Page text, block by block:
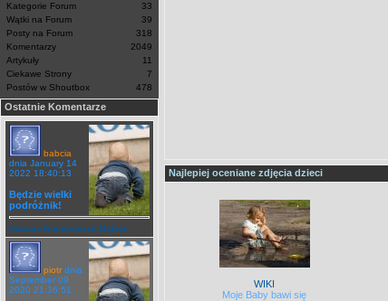
Kategorie Forum
33
Wątki na Forum
39
Posty na Forum
318
Komentarzy
2049
Artykuły
11
Ciekawe Strony
7
Postów w Shoutbox
478
Ostatnie Komentarze
babcia
dnia January 14
2022 18:40:13
Będzie wielki
podróżnik!
Zobacz Komentarze Galerii
piotr dnia
September 09
2020 21:36:51
Najlepiej oceniane zdjęcia dzieci
WIKI
Moje Baby bawi się